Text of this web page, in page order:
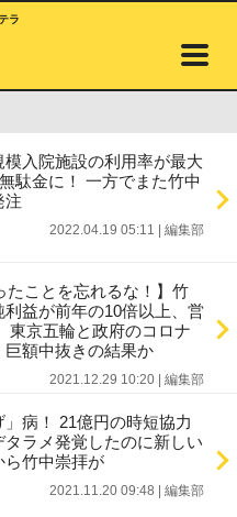
ラ
入院施設の利用率が最大
駄金に！ 一方でまた竹中
注
2022.04.19 05:11 編集部
たことを忘れるな！】竹
益が前年の10倍以上、営
東京五輪と政府のコロナ
額中抜きの結果か
2021.12.29 10:20 編集部
病！ 21億円の時短協力
ラメ発覚したのに新しい
竹中崇拝が
2021.11.20 09:48 編集部